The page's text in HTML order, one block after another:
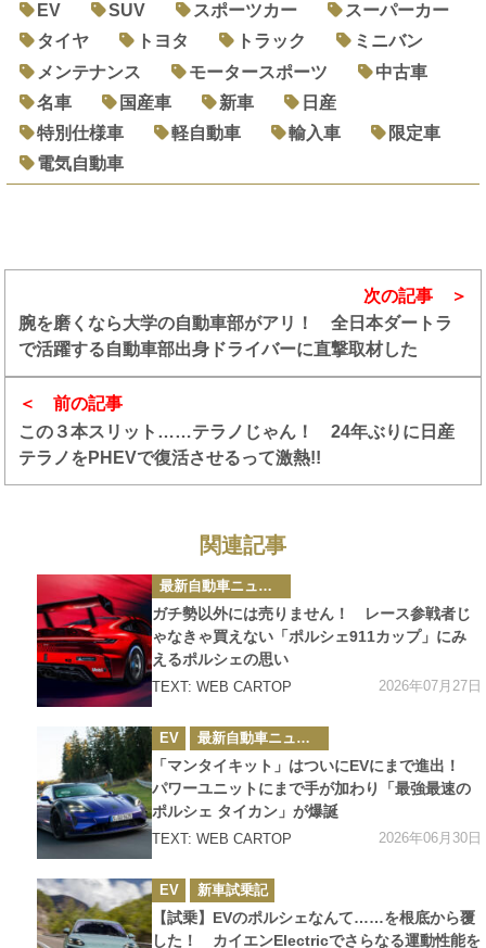
EV SUV スポーツカー
スーパーカー
タイヤ
トヨタ トラック
ミニバン
メンテナンス
モータースポーツ
中古車
名車
国産車 新車
日産
特別仕様車
軽自動車 輸入車
限定車
電気自動車
前の記事
この３本スリット……テラノじゃん！ 24年ぶりに日産
テラノをPHEVで復活させるって激熱!!
次の記事
腕を磨くなら大学の自動車部がアリ！ 全日本ダートラ
で活躍する自動車部出身ドライバーに直撃取材した
関連記事
カ
テ
ゴ
リ
ー
最新自動車ニュース
ガチ勢以外には売りません！ レース参戦者じ
ゃなきゃ買えない「ポルシェ911カップ」にみ
えるポルシェの思い
TEXT: WEB CARTOP 2026年07月27日
カ
テ
ゴ
リ
ー
EV 最新自動車ニュース
「マンタイキット」はついにEVにまで進出！
パワーユニットにまで手が加わり「最強最速の
ポルシェ タイカン」が爆誕
TEXT: WEB CARTOP 2026年06月30日
カ
テ
ゴ
リ
ー
EV 新車試乗記
【試乗】EVのポルシェなんて……を根底から覆
した！ カイエンElectricでさらなる運動性能を